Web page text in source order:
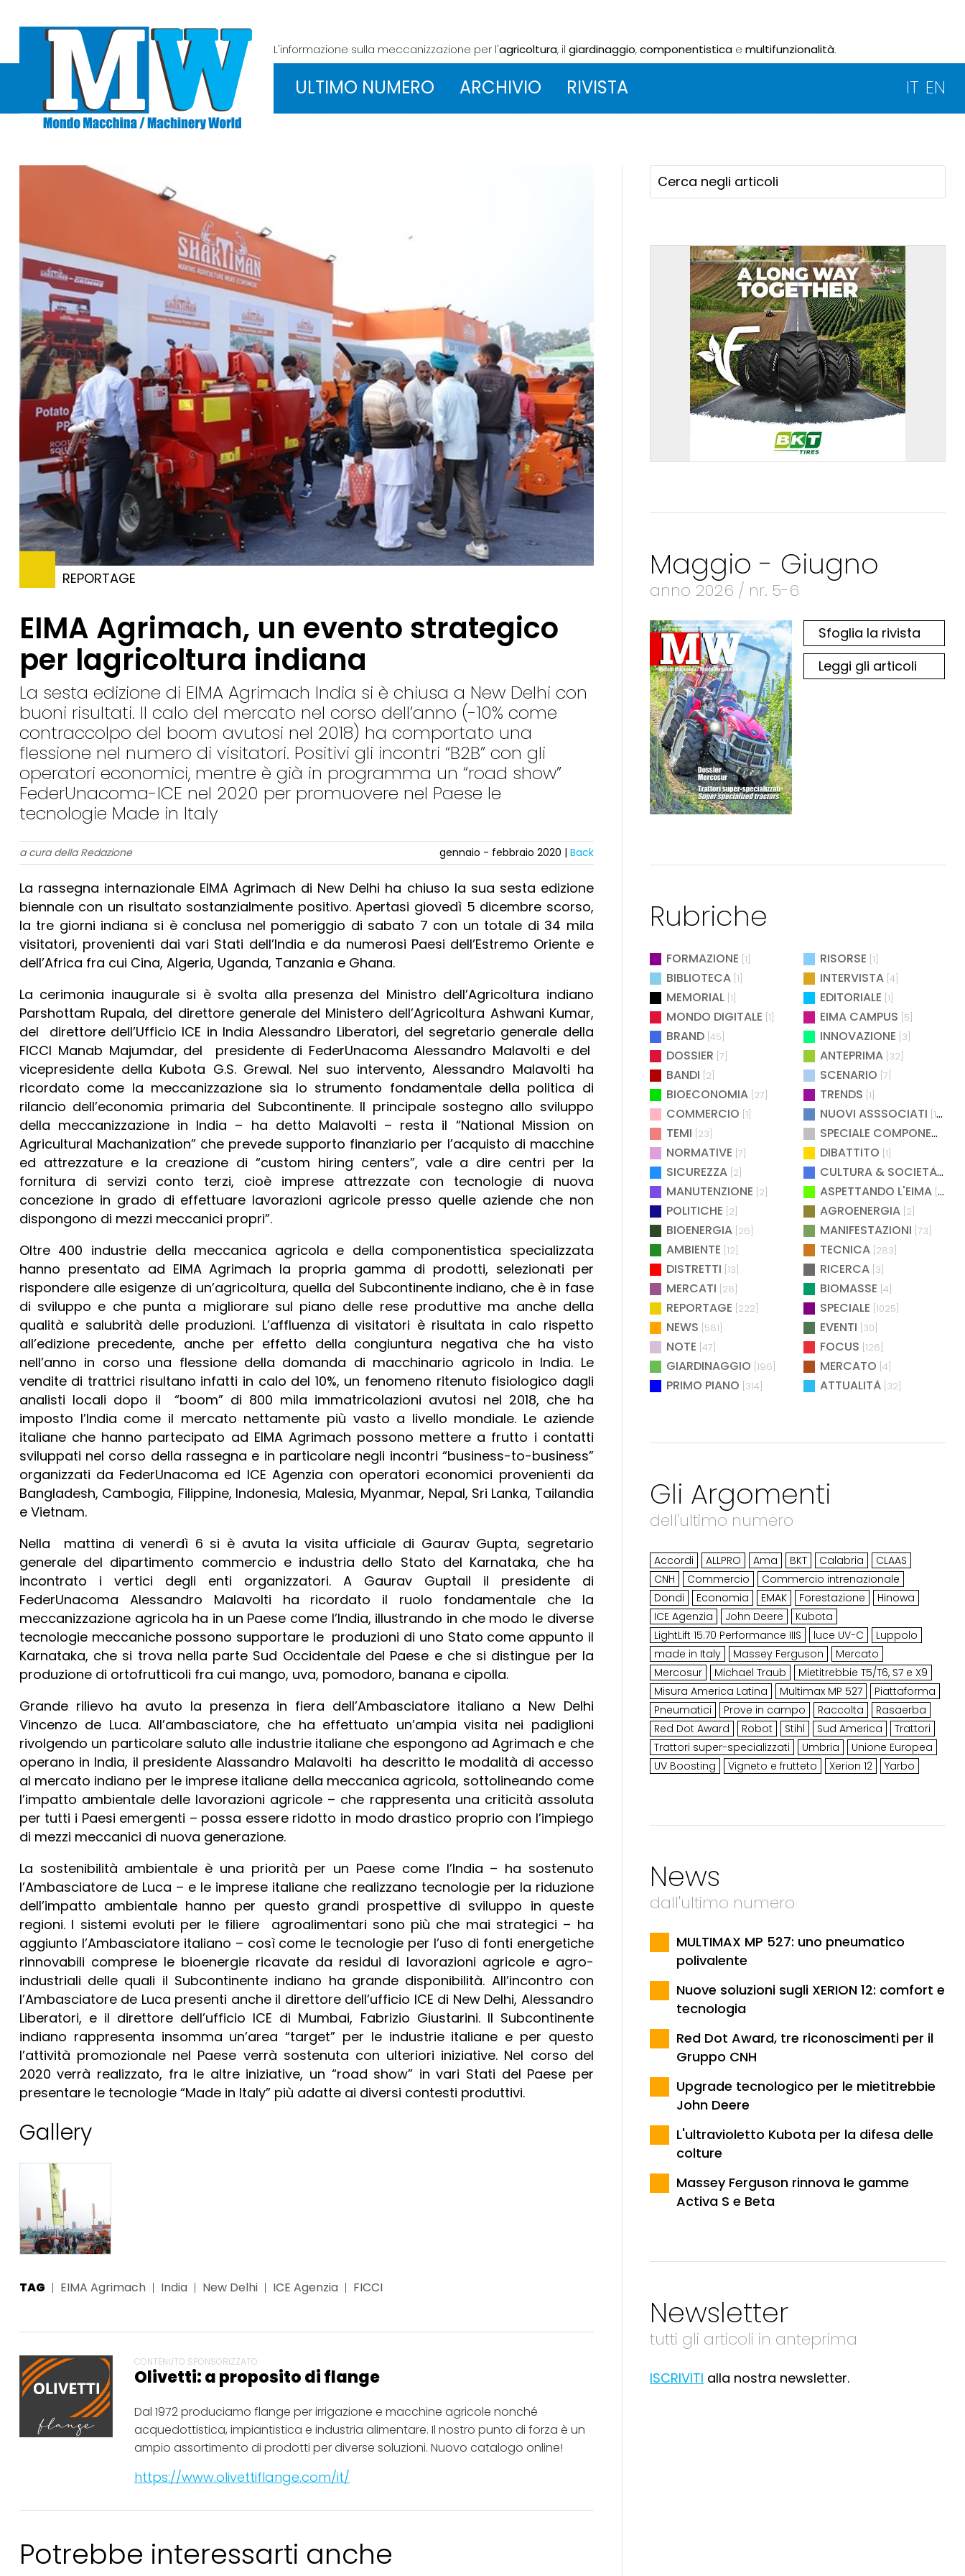
L'informazione sulla meccanizzazione per l'agricoltura, il giardinaggio,componentisticae multifunzionalità.
ULTIMO NUMERO ARCHIVIO RIVISTA IT EN
REPORTAGE
EIMA Agrimach, un evento strategico
per lagricoltura indiana
La sesta edizione di EIMA Agrimach India si è chiusa a New Delhi con
buoni risultati. Il calo del mercato nel corso dell’anno (-10% come
contraccolpo del boom avutosi nel 2018) ha comportato una
flessione nel numero di visitatori. Positivi gli incontri “B2B” con gli
operatori economici, mentre è già in programma un “road show”
FederUnacoma-ICE nel 2020 per promuovere nel Paese le
tecnologie Made in Italy
a cura della Redazione gennaio - febbraio 2020 | Back
La rassegna internazionale EIMA Agrimach di New Delhi ha chiuso la sua sesta edizione
biennale con un risultato sostanzialmente positivo. Apertasi giovedì 5 dicembre scorso,
la tre giorni indiana si è conclusa nel pomeriggio di sabato 7 con un totale di 34 mila
visitatori, provenienti dai vari Stati dell’India e da numerosi Paesi dell’Estremo Oriente e
dell’Africa fra cui Cina, Algeria, Uganda, Tanzania e Ghana.
La cerimonia inaugurale si è svolta alla presenza del Ministro dell’Agricoltura indiano
Parshottam Rupala, del direttore generale del Ministero dell’Agricoltura Ashwani Kumar,
del direttore dell’Ufficio ICE in India Alessandro Liberatori, del segretario generale della
FICCI Manab Majumdar, del presidente di FederUnacoma Alessandro Malavolti e del
vicepresidente della Kubota G.S. Grewal. Nel suo intervento, Alessandro Malavolti ha
ricordato come la meccanizzazione sia lo strumento fondamentale della politica di
rilancio dell’economia primaria del Subcontinente. Il principale sostegno allo sviluppo
della meccanizzazione in India – ha detto Malavolti – resta il “National Mission on
Agricultural Machanization” che prevede supporto finanziario per l’acquisto di macchine
ed attrezzature e la creazione di “custom hiring centers”, vale a dire centri per la
fornitura di servizi conto terzi, cioè imprese attrezzate con tecnologie di nuova
concezione in grado di effettuare lavorazioni agricole presso quelle aziende che non
dispongono di mezzi meccanici propri”.
Oltre 400 industrie della meccanica agricola e della componentistica specializzata
hanno presentato ad EIMA Agrimach la propria gamma di prodotti, selezionati per
rispondere alle esigenze di un’agricoltura, quella del Subcontinente indiano, che è in fase
di sviluppo e che punta a migliorare sul piano delle rese produttive ma anche della
qualità e salubrità delle produzioni. L’affluenza di visitatori è risultata in calo rispetto
all’edizione precedente, anche per effetto della congiuntura negativa che ha visto
nell’anno in corso una flessione della domanda di macchinario agricolo in India. Le
vendite di trattrici risultano infatti in calo del 10%, un fenomeno ritenuto fisiologico dagli
analisti locali dopo il “boom” di 800 mila immatricolazioni avutosi nel 2018, che ha
imposto l’India come il mercato nettamente più vasto a livello mondiale. Le aziende
italiane che hanno partecipato ad EIMA Agrimach possono mettere a frutto i contatti
sviluppati nel corso della rassegna e in particolare negli incontri “business-to-business”
organizzati da FederUnacoma ed ICE Agenzia con operatori economici provenienti da
Bangladesh, Cambogia, Filippine, Indonesia, Malesia, Myanmar, Nepal, Sri Lanka, Tailandia
e Vietnam.
Nella mattina di venerdì 6 si è avuta la visita ufficiale di Gaurav Gupta, segretario
generale del dipartimento commercio e industria dello Stato del Karnataka, che ha
incontrato i vertici degli enti organizzatori. A Gaurav Guptail il presidente di
FederUnacoma Alessandro Malavolti ha ricordato il ruolo fondamentale che la
meccanizzazione agricola ha in un Paese come l’India, illustrando in che modo le diverse
tecnologie meccaniche possono supportare le produzioni di uno Stato come appunto il
Karnataka, che si trova nella parte Sud Occidentale del Paese e che si distingue per la
produzione di ortofrutticoli fra cui mango, uva, pomodoro, banana e cipolla.
Grande rilievo ha avuto la presenza in fiera dell’Ambasciatore italiano a New Delhi
Vincenzo de Luca. All’ambasciatore, che ha effettuato un’ampia visita nei padiglioni
rivolgendo un particolare saluto alle industrie italiane che espongono ad Agrimach e che
operano in India, il presidente Alassandro Malavolti ha descritto le modalità di accesso
al mercato indiano per le imprese italiane della meccanica agricola, sottolineando come
l’impatto ambientale delle lavorazioni agricole – che rappresenta una criticità assoluta
per tutti i Paesi emergenti – possa essere ridotto in modo drastico proprio con l’impiego
di mezzi meccanici di nuova generazione.
La sostenibilità ambientale è una priorità per un Paese come l’India – ha sostenuto
l’Ambasciatore de Luca – e le imprese italiane che realizzano tecnologie per la riduzione
dell’impatto ambientale hanno per questo grandi prospettive di sviluppo in queste
regioni. I sistemi evoluti per le filiere agroalimentari sono più che mai strategici – ha
aggiunto l’Ambasciatore italiano – così come le tecnologie per l’uso di fonti energetiche
rinnovabili comprese le bioenergie ricavate da residui di lavorazioni agricole e agro-
industriali delle quali il Subcontinente indiano ha grande disponibilità. All’incontro con
l’Ambasciatore de Luca presenti anche il direttore dell’ufficio ICE di New Delhi, Alessandro
Liberatori, e il direttore dell’ufficio ICE di Mumbai, Fabrizio Giustarini. Il Subcontinente
indiano rappresenta insomma un’area “target” per le industrie italiane e per questo
l’attività promozionale nel Paese verrà sostenuta con ulteriori iniziative. Nel corso del
2020 verrà realizzato, fra le altre iniziative, un “road show” in vari Stati del Paese per
presentare le tecnologie “Made in Italy” più adatte ai diversi contesti produttivi.
Gallery
TAG EIMA Agrimach India New Delhi ICE Agenzia FICCI
CONTENUTO SPONSORIZZATO
Olivetti: a proposito di flange
Dal 1972 produciamo flange per irrigazione e macchine agricole nonché
acquedottistica, impiantistica e industria alimentare. Il nostro punto di forza è un
ampio assortimento di prodotti per diverse soluzioni. Nuovo catalogo online!
https://www.olivettiflange.com/it/
Potrebbe interessarti anche
Maggio - Giugno
anno 2026 / nr. 5-6
Sfoglia la rivista
Leggi gli articoli
Rubriche
FORMAZIONE [1] RISORSE [1]
BIBLIOTECA [1] INTERVISTA [4]
MEMORIAL [1] EDITORIALE [1]
MONDO DIGITALE [1] EIMA CAMPUS [5]
BRAND [45] INNOVAZIONE [3]
DOSSIER [7] ANTEPRIMA [32]
BANDI [2] SCENARIO [7]
BIOECONOMIA [27] TRENDS [1]
COMMERCIO [1] NUOVI ASSSOCIATI [15]
TEMI [23]
SPECIALE COMPONENTISTICA
NORMATIVE [7] DIBATTITO [1]
SICUREZZA [2] CULTURA & SOCIETÀ[2]
MANUTENZIONE [2] ASPETTANDO L'EIMA [4]
POLITICHE [2] AGROENERGIA [2]
BIOENERGIA [26] MANIFESTAZIONI [73]
AMBIENTE [12] TECNICA [283]
DISTRETTI [13] RICERCA [3]
MERCATI [28] BIOMASSE [4]
REPORTAGE [222] SPECIALE [1025]
NEWS [581] EVENTI [30]
NOTE [47] FOCUS [126]
GIARDINAGGIO [196] MERCATO [4]
PRIMO PIANO [314] ATTUALITÀ [32]
Gli Argomenti
dell'ultimo numero
Accordi ALLPRO Ama BKT Calabria
CLAAS
CNH
Commercio
Commercio intrenazionale
Dondi
Economia EMAK Forestazione
Hinowa
ICE Agenzia
John Deere
Kubota
LightLift 15.70 Performance IIIS
luce UV-C
Luppolo
made in Italy
Massey Ferguson
Mercato
Mercosur
Michael Traub
Mietitrebbie T5/T6, S7 e X9
Misura America Latina
Multimax MP 527
Piattaforma
Pneumatici
Prove in campo Raccolta
Rasaerba
Red Dot Award
Robot Stihl Sud America
Trattori
Trattori super-specializzati
Umbria
Unione Europea
UV Boosting
Vigneto e frutteto Xerion 12 Yarbo
News
dall'ultimo numero
MULTIMAX MP 527: uno pneumatico
polivalente
Nuove soluzioni sugli XERION 12: comfort e
tecnologia
Red Dot Award, tre riconoscimenti per il
Gruppo CNH
Upgrade tecnologico per le mietitrebbie
John Deere
L'ultravioletto Kubota per la difesa delle
colture
Massey Ferguson rinnova le gamme
Activa S e Beta
Newsletter
tutti gli articoli in anteprima
ISCRIVITI alla nostra newsletter.